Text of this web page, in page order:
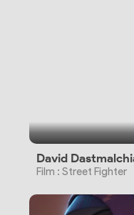
David
Film : Street Fighter